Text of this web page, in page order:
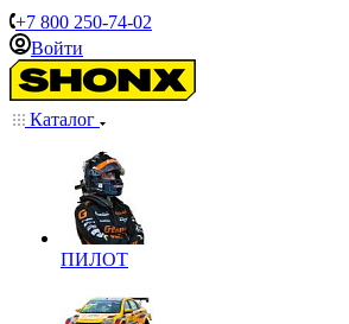
+7 800 250-74-02
Войти
Каталог
ПИЛОТ